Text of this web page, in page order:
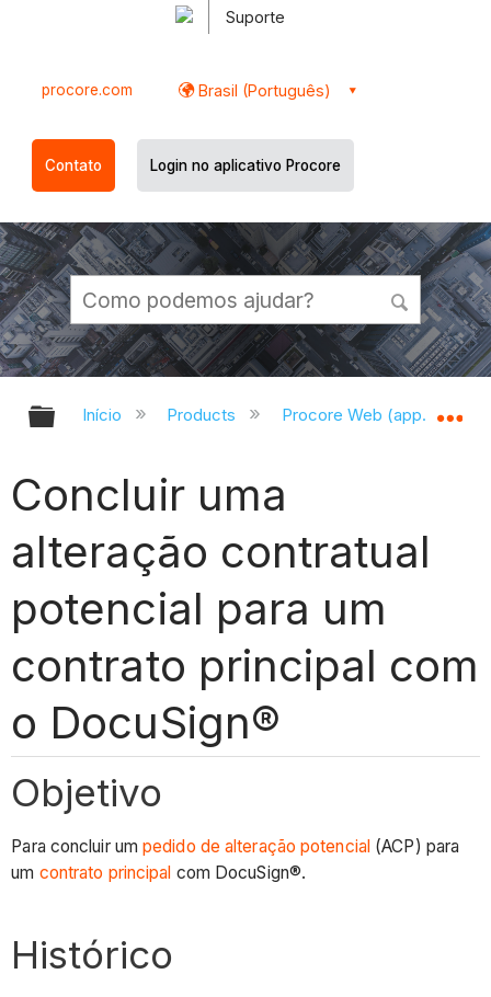
Suporte
procore.com Brasil (Português)
Contato Login no aplicativo Procore
Expandir/recolher hierarquia
Início Products Procore Web
Concluir uma
alteração contratual
potencial para um
contrato principal com
o DocuSign®
Objetivo
Para concluir umpedido de alteração potencial (ACP) para
um contrato principal com DocuSign®.
Histórico